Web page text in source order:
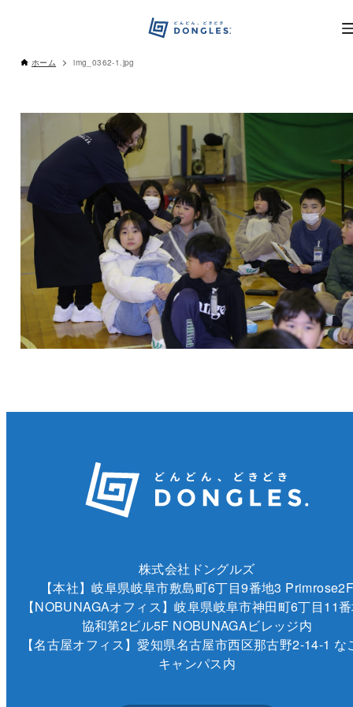
ホーム img_0362-1.jpg
株式会社ドングルズ
【本社】岐阜県岐阜市敷島町6丁目9番地3
【NOBUNAGAオフィス】岐阜県岐阜市神田町6丁目11
協和第2ビル5F NOBUNAGAビレッジ内
【名古屋オフィス】愛知県名古屋市西区那古野2-14-1 な
キャンパス内